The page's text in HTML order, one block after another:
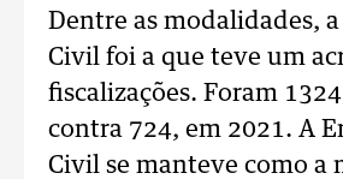
Dentre as modalidades,
Civil foi a que teve um
fiscalizações. Foram
contra 724, em 2021. A
Civil se manteve como a